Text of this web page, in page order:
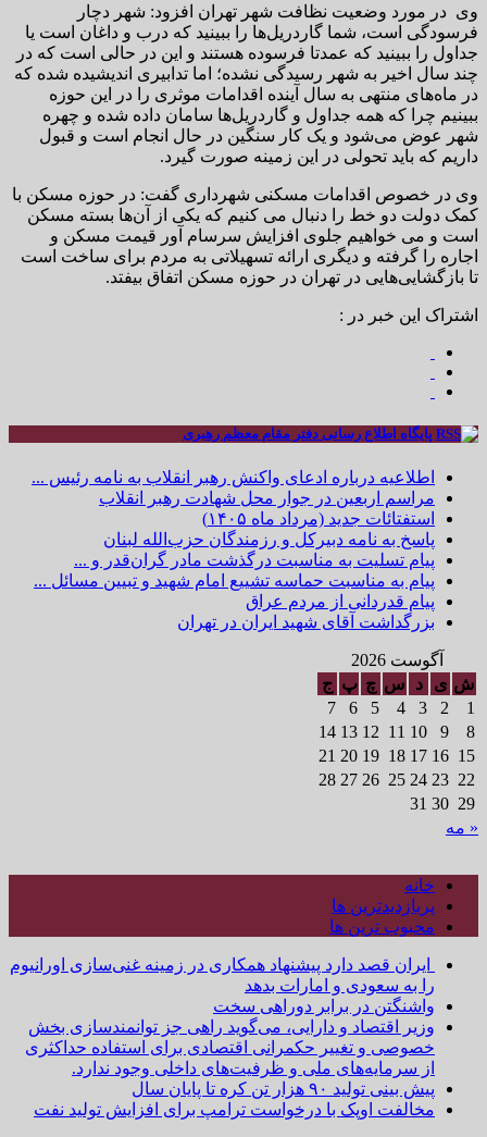
وی در مورد وضعیت نظافت شهر تهران افزود: شهر دچار
فرسودگی است، شما گاردریل‌ها را ببینید که درب و داغان است یا
جداول را ببینید که عمدتا فرسوده هستند و این در حالی است که در
چند سال اخیر به شهر رسیدگی نشده؛ اما تدابیری اندیشیده شده که
در ماه‌های منتهی به سال آینده اقدامات موثری را در این حوزه
ببینیم چرا که همه جداول و گاردریل‌ها سامان داده شده و چهره
شهر عوض می‌شود و یک کار سنگین در حال انجام است و قبول
داریم که باید تحولی در این زمینه صورت گیرد.
وی در خصوص اقدامات مسکنی شهرداری گفت: در حوزه مسکن با
کمک دولت دو خط را دنبال می کنیم که یکی از آن‌ها بسته مسکن
است و می خواهیم جلوی افزایش سرسام آور قیمت مسکن و
اجاره را گرفته و دیگری ارائه تسهیلاتی به مردم برای ساخت است
تا بازگشایی‌هایی در تهران در حوزه مسکن اتفاق بیفتد.
اشتراک این خبر در :
پایگاه اطلاع رسانی دفتر مقام معظم رهبری
اطلاعیه درباره ادعای واکنش رهبر انقلاب به نامه رئیس ...
مراسم اربعین در جوار محل شهادت رهبر انقلاب
استفتائات جدید (مرداد ماه ۱۴۰۵)
پاسخ به نامه دبیرکل و رزمندگان حزب‌الله لبنان
پیام تسلیت به مناسبت درگذشت مادر گران‌قدر و ...
پیام به مناسبت حماسه تشییع امام شهید و تبیین مسائل ...
پیام قدردانی از مردم عراق
بزرگداشت آقای شهید ایران در تهران
آگوست 2026
ش ی د س چ پ ج
1
2
3
4
5
6
7
8
9
10
11
12
13
14
15
16
17
18
19
20
21
22
23
24
25
26
27
28
29
30
31
« مه
خانه
پربازدیدترین ها
محبوب ترین ها
ایران قصد دارد پیشنهاد همکاری در زمینه غنی‌سازی اورانیوم
را به سعودی و امارات بدهد
واشنگتن در برابر دوراهی سخت
وزیر اقتصاد و دارایی، می‌گوید راهی جز توانمندسازی بخش
خصوصی و تغییر حکمرانی اقتصادی برای استفاده حداکثری
از سرمایه‌های ملی و ظرفیت‌های داخلی وجود ندارد.
پیش بینی تولید ۹۰ هزار تن کره تا پایان سال
مخالفت اوپک با درخواست ترامپ برای افزایش تولید نفت